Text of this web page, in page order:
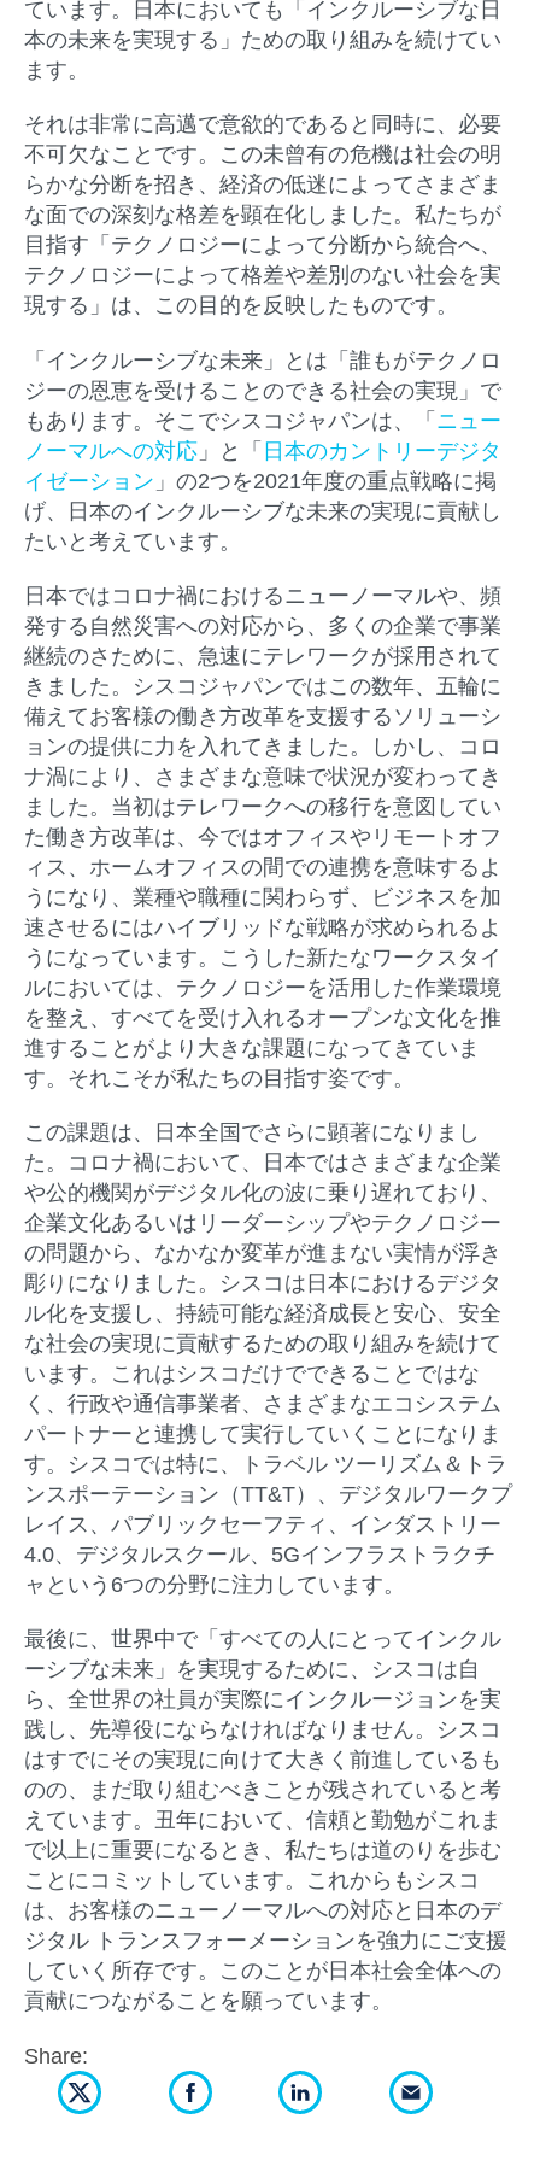
ています。日本においても「インクルーシブな日
本の未来を実現する」ための取り組みを続けてい
ます。
それは非常に高邁で意欲的であると同時に、必要
不可欠なことです。この未曾有の危機は社会の明
らかな分断を招き、経済の低迷によってさまざま
な面での深刻な格差を顕在化しました。私たちが
目指す「テクノロジーによって分断から統合へ、
テクノロジーによって格差や差別のない社会を実
現する」は、この目的を反映したものです。
「インクルーシブな未来」とは「誰もがテクノロ
ジーの恩恵を受けることのできる社会の実現」で
もあります。そこでシスコジャパンは、「 ニュー
ノーマルへの対応 」と「 日本のカントリーデジタ
イゼーション 」の2つを2021年度の重点戦略に掲
げ、日本のインクルーシブな未来の実現に貢献し
たいと考えています。
日本ではコロナ禍におけるニューノーマルや、頻
発する自然災害への対応から、多くの企業で事業
継続のさために、急速にテレワークが採用されて
きました。シスコジャパンではこの数年、五輪に
備えてお客様の働き方改革を支援するソリューシ
ョンの提供に力を入れてきました。しかし、コロ
ナ渦により、さまざまな意味で状況が変わってき
ました。当初はテレワークへの移行を意図してい
た働き方改革は、今ではオフィスやリモートオフ
ィス、ホームオフィスの間での連携を意味するよ
うになり、業種や職種に関わらず、ビジネスを加
速させるにはハイブリッドな戦略が求められるよ
うになっています。こうした新たなワークスタイ
ルにおいては、テクノロジーを活用した作業環境
を整え、すべてを受け入れるオープンな文化を推
進することがより大きな課題になってきていま
す。それこそが私たちの目指す姿です。
この課題は、日本全国でさらに顕著になりまし
た。コロナ禍において、日本ではさまざまな企業
や公的機関がデジタル化の波に乗り遅れており、
企業文化あるいはリーダーシップやテクノロジー
の問題から、なかなか変革が進まない実情が浮き
彫りになりました。シスコは日本におけるデジタ
ル化を支援し、持続可能な経済成長と安心、安全
な社会の実現に貢献するための取り組みを続けて
います。これはシスコだけでできることではな
く、行政や通信事業者、さまざまなエコシステム
パートナーと連携して実行していくことになりま
す。シスコでは特に、トラベル ツーリズム＆トラ
ンスポーテーション（TT&T）、デジタルワークプ
レイス、パブリックセーフティ、インダストリー
4.0、デジタルスクール、5Gインフラストラクチ
ャという6つの分野に注力しています。
最後に、世界中で「すべての人にとってインクル
ーシブな未来」を実現するために、シスコは自
ら、全世界の社員が実際にインクルージョンを実
践し、先導役にならなければなりません。シスコ
はすでにその実現に向けて大きく前進しているも
のの、まだ取り組むべきことが残されていると考
えています。丑年において、信頼と勤勉がこれま
で以上に重要になるとき、私たちは道のりを歩む
ことにコミットしています。これからもシスコ
は、お客様のニューノーマルへの対応と日本のデ
ジタル トランスフォーメーションを強力にご支援
していく所存です。このことが日本社会全体への
貢献につながることを願っています。
Share: